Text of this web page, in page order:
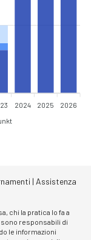
2024 2025 2026
| Assistenza
chi la pratica lo fa a
responsabili di
le informazioni